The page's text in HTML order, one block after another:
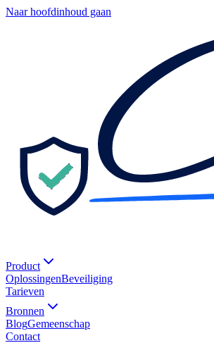
Naar hoofdinhoud gaan
Product
OplossingenBeveiliging
Tarieven
Bronnen
BlogGemeenschap
Contact